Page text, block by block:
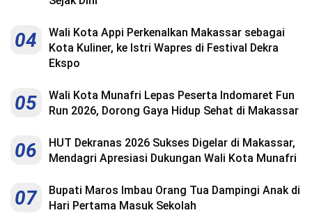
04
Wali Kota Appi Perkenalkan Makassar sebagai
Kota Kuliner, ke Istri Wapres di Festival Dekra
Ekspo
05
Wali Kota Munafri Lepas Peserta Indomaret Fun
Run 2026, Dorong Gaya Hidup Sehat di Makassar
06
HUT Dekranas 2026 Sukses Digelar di Makassar,
Mendagri Apresiasi Dukungan Wali Kota Munafri
07
Bupati Maros Imbau Orang Tua Dampingi Anak di
Hari Pertama Masuk Sekolah